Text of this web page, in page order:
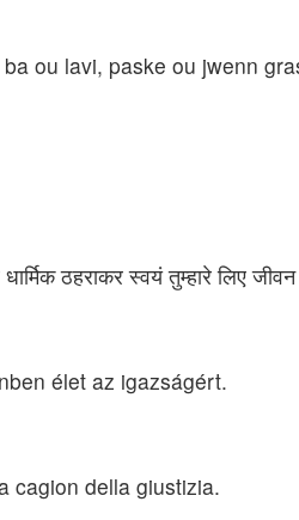
ou lavi, paske ou jwenn
ठहराकर स्वयं तुम्हारे लिए
élet az igazságért.
cagion della giustizia.